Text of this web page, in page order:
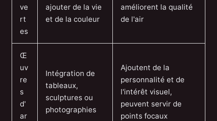
ve
rt
es
ajouter de la vie
et de la couleur
améliorent la qualité
de l'air
Œ
uv
re
s
d'
ar
Intégration de
tableaux,
sculptures ou
photographies
Ajoutent de la
personnalité et de
l'intérêt visuel,
peuvent servir de
points focaux